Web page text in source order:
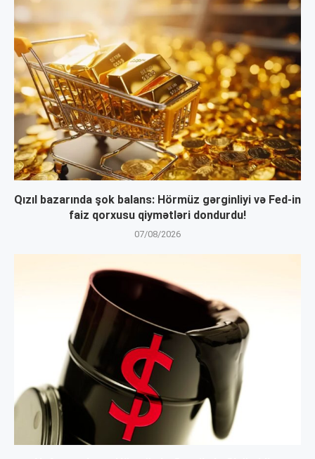
Qızıl bazarında şok balans: Hörmüz gərginliyi və Fed-in
faiz qorxusu qiymətləri dondurdu!
07/08/2026